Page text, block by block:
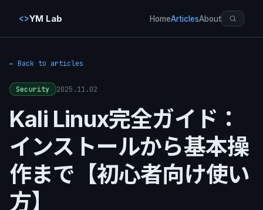
<>YM Lab HomeArticlesAbout
← Back to articles
Security 2025.11.02
Kali Linux完全ガイド：
インストールから基本操
作まで【初心者向け使い
方】